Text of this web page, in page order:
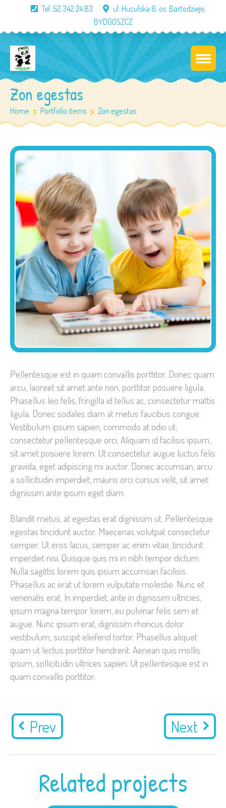
Tel. 52 342 24 83
ul. Huculska 8, os. Bartodzieje,
BYDGOSZCZ
Zon egestas
Home Portfolio items Zon egestas
Pellentesque est in quam convallis porttitor. Donec quam
arcu, laoreet sit amet ante non, porttitor posuere ligula.
Phasellus leo felis, fringilla id tellus ac, consectetur mattis
ligula. Donec sodales diam at metus faucibus congue.
Vestibulum ipsum sapien, commodo at odio ut,
consectetur pellentesque orci. Aliquam id facilisis ipsum,
sit amet posuere lorem. Ut consectetur augue luctus felis
gravida, eget adipiscing mi auctor. Donec accumsan, arcu
a sollicitudin imperdiet, mauris orci cursus velit, sit amet
dignissim ante ipsum eget diam.
Blandit metus, at egestas erat dignissim ut. Pellentesque
egestas tincidunt auctor. Maecenas volutpat consectetur
semper. Ut eros lacus, semper ac enim vitae, tincidunt
imperdiet nisi. Quisque quis mi in nibh tempor dictum.
Nulla sagittis lorem quis ipsum accumsan facilisis.
Phasellus ac erat ut lorem vulputate molestie. Nunc et
venenatis erat. In imperdiet, ante in dignissim ultricies,
ipsum magna tempor lorem, eu pulvinar felis sem et
augue. Nunc ipsum erat, dignissim rhoncus dolor
vestibulum, suscipit eleifend tortor. Phasellus aliquet
quam ut lectus porttitor hendrerit. Aenean quis mollis
ipsum, sollicitudin ultrices sapien. Ut pellentesque est in
quam convallis porttitor.
Prev Next
Related projects